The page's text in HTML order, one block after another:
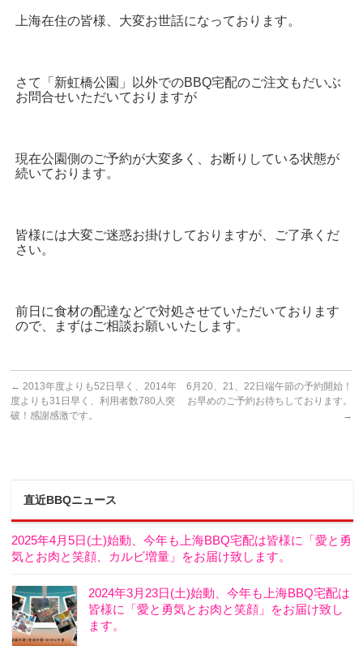
上海在住の皆様、大変お世話になっております。
さて「新虹橋公園」以外でのBBQ宅配のご注文もだいぶ
お問合せいただいておりますが
現在公園側のご予約が大変多く、お断りしている状態が
続いております。
皆様には大変ご迷惑お掛けしておりますが、ご了承くだ
さい。
前日に食材の配達などで対処させていただいております
ので、まずはご相談お願いいたします。
← 2013年度よりも52日早く、2014年
度よりも31日早く、利用者数780人突
破！感謝感激です。
6月20、21、22日端午節の予約開始！
お早めのご予約お待ちしております。
→
直近BBQニュース
2025年4月5日(土)始動、今年も上海BBQ宅配は皆様に「愛と勇
気とお肉と笑顔、カルビ増量」をお届け致します。
2024年3月23日(土)始動、今年も上海BBQ宅配は
皆様に「愛と勇気とお肉と笑顔」をお届け致し
ます。